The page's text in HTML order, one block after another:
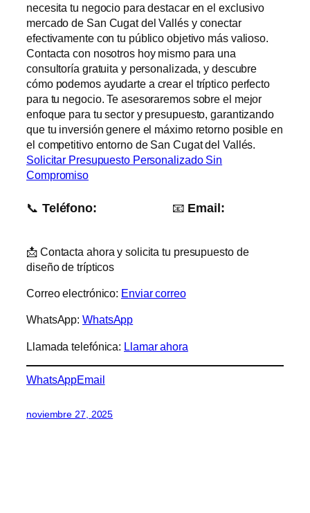
necesita tu negocio para destacar en el exclusivo
mercado de San Cugat del Vallés y conectar
efectivamente con tu público objetivo más valioso.
Contacta con nosotros hoy mismo para una
consultoría gratuita y personalizada, y descubre
cómo podemos ayudarte a crear el tríptico perfecto
para tu negocio. Te asesoraremos sobre el mejor
enfoque para tu sector y presupuesto, garantizando
que tu inversión genere el máximo retorno posible en
el competitivo entorno de San Cugat del Vallés.
Solicitar Presupuesto Personalizado Sin
Compromiso
📞 Teléfono: 📧 Email:
📩 Contacta ahora y solicita tu presupuesto de
diseño de trípticos
Correo electrónico: Enviar correo
WhatsApp:WhatsApp
Llamada telefónica: Llamar ahora
WhatsAppEmail
noviembre 27, 2025